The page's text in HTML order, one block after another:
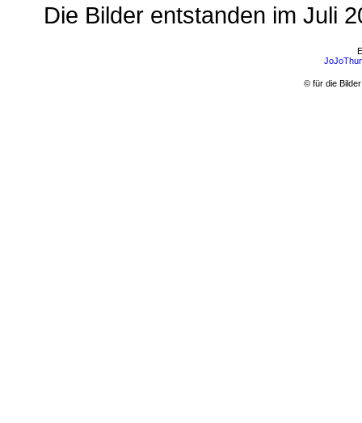
Die Bilder entstanden im Juli
© für die